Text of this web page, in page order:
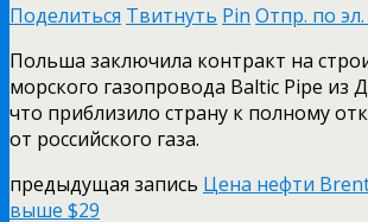
Поделиться Твитнуть Pin Отпр. по
Польша заключила контракт на
морского газопровода Baltic Pipe из
что приблизило страну к полному
от российского газа.
предыдущая запись Цена нефти
выше $29